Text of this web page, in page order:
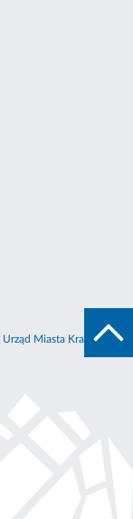
Urząd Miasta Krakowa